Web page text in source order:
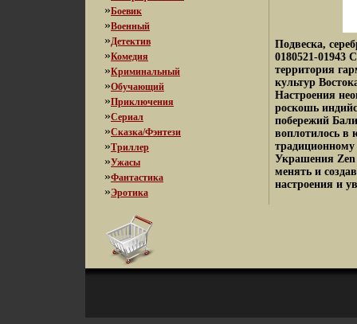
»Боевик
»Военный
»Детектив
»Комедия
»Криминальный
»Обучающий
»Приключения
»Сериал
»Сказка/Фэнтези
»Триллер
»Ужасы
»Фантастика
»Эротика
Подвеска,
0180521-01943
территория
культур
Настроения
роскошь
побережий
воплотилось в
Украшения Zen
менять и
настроения и